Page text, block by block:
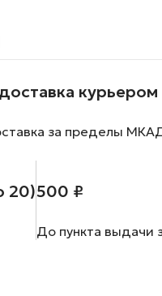
курьером
за пределы
20)500 ₽
До пункта выдачи